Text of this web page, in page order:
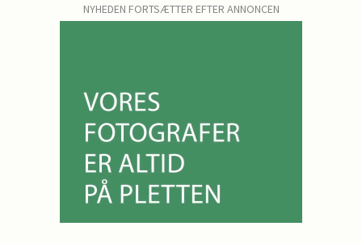
NYHEDEN FORTSÆTTER EFTER ANNONCEN